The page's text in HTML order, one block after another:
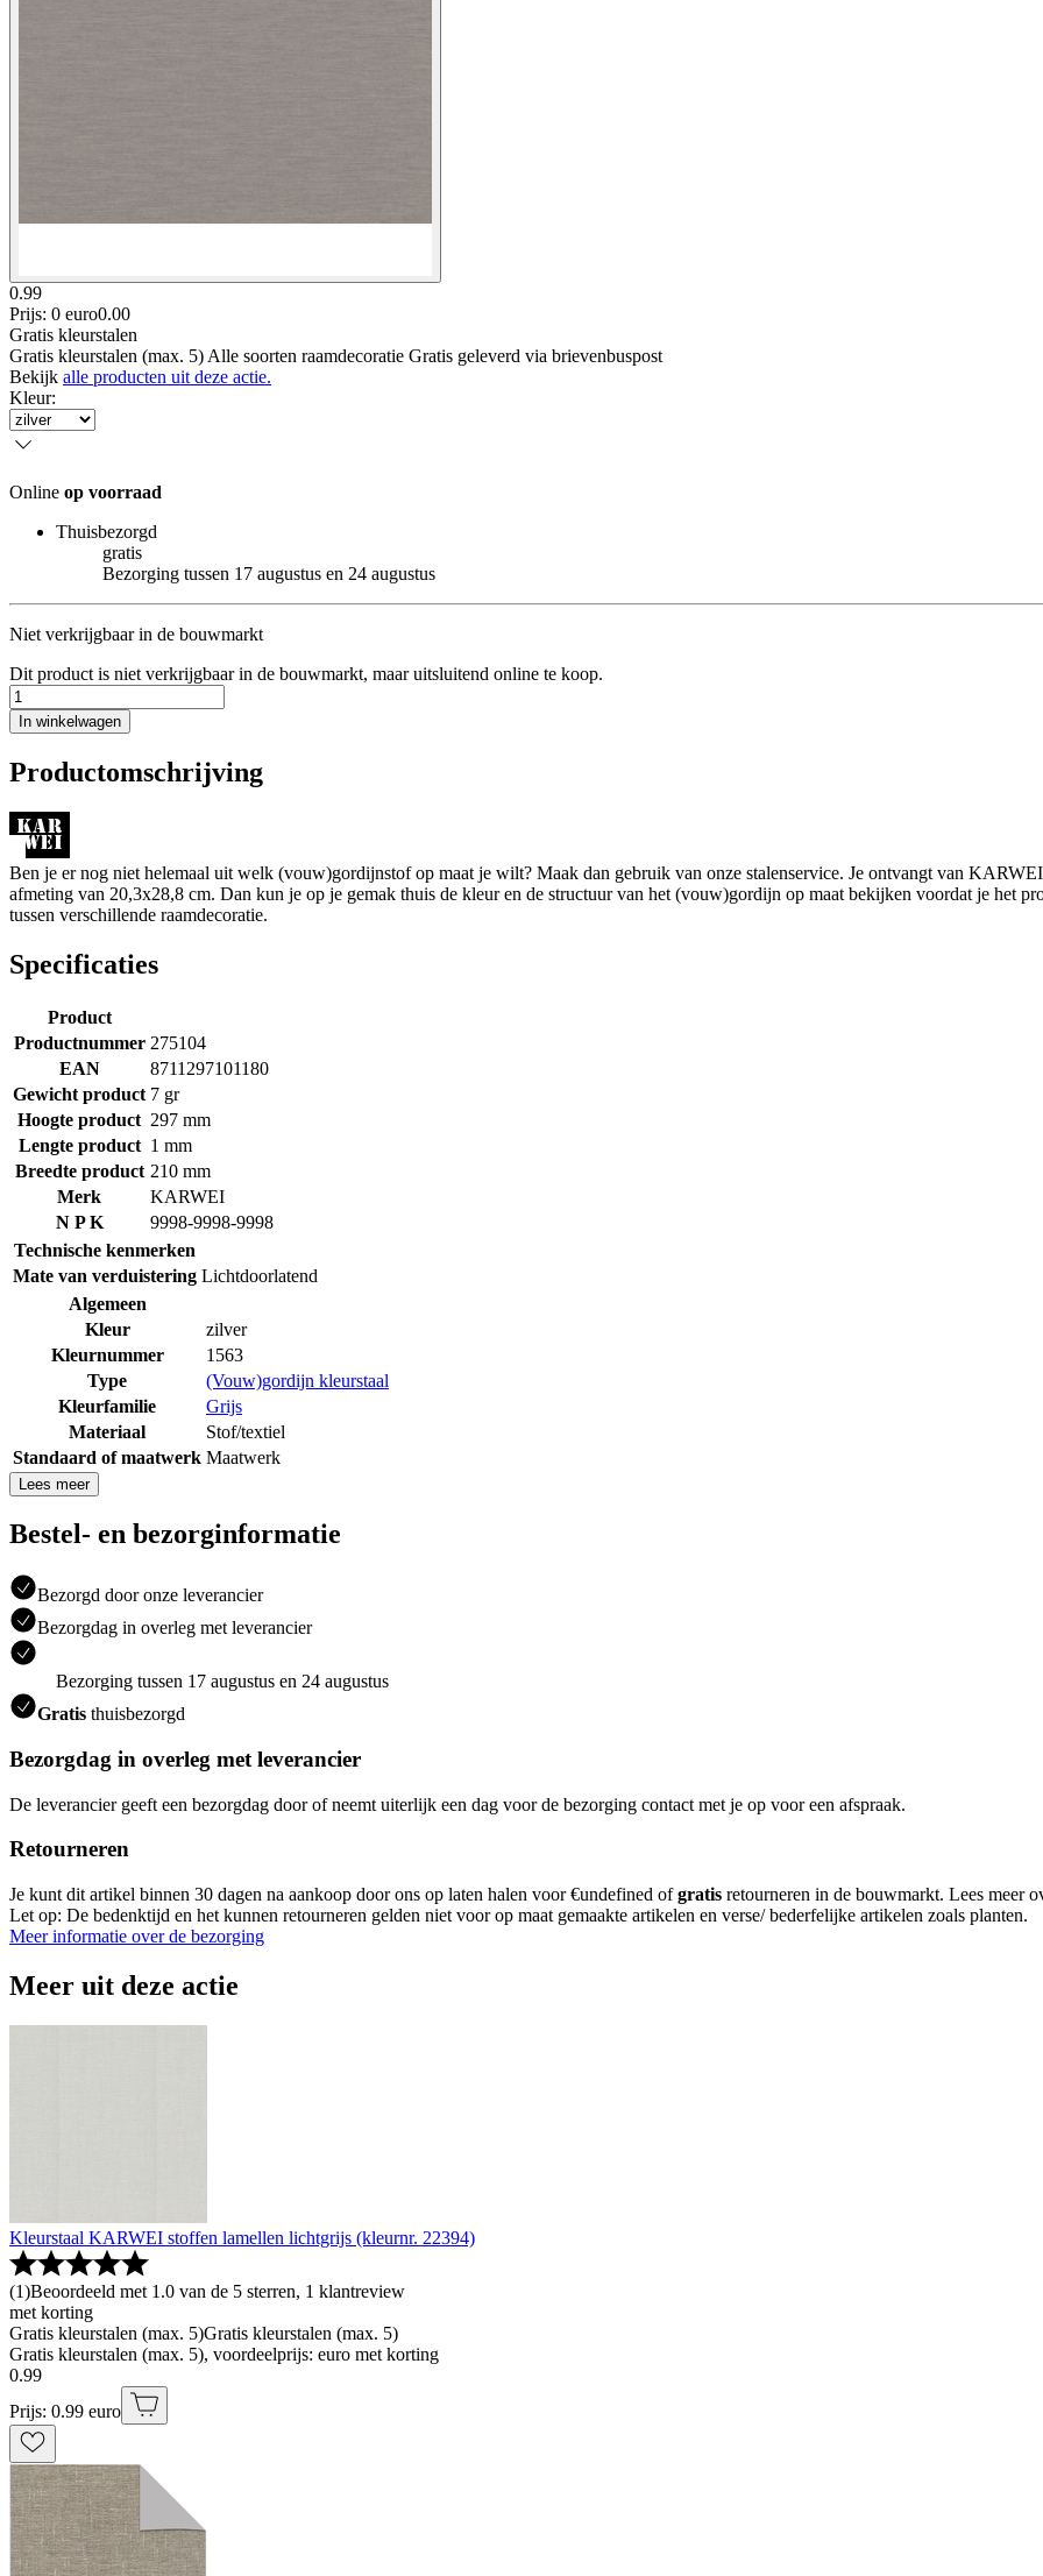
0.99
Prijs: 0 euro0.00
Gratis kleurstalen
Gratis kleurstalen (max. 5) Alle soorten raamdecoratie Gratis geleverd via brievenbuspost
Bekijk alle producten uit deze actie.
Kleur:
Online op voorraad
Thuisbezorgd
gratis
Bezorging tussen 17 augustus en 24 augustus
Niet verkrijgbaar in de bouwmarkt
Dit product is niet verkrijgbaar in de bouwmarkt, maar uitsluitend online te koop.
In winkelwagen
Productomschrijving
Ben je er nog niet helemaal uit welk (vouw)gordijnstof op maat je wilt? Maak dan gebruik van onze stalenservice. Je ontvangt van
afmeting van 20,3x28,8 cm. Dan kun je op je gemak thuis de kleur en de structuur van het (vouw)gordijn op maat bekijken voordat je het
tussen verschillende raamdecoratie.
Specificaties
Product
Productnummer 275104
EAN
8711297101180
Gewicht product 7 gr
Hoogte product 297 mm
Lengte product 1 mm
Breedte product 210 mm
Merk
KARWEI
N P K
9998-9998-9998
Technische kenmerken
Mate van verduistering Lichtdoorlatend
Algemeen
Kleur
zilver
Kleurnummer
1563
Type
(Vouw)gordijn kleurstaal
Kleurfamilie
Grijs
Materiaal
Stof/textiel
Standaard of maatwerk Maatwerk
Lees meer
Bestel- en bezorginformatie
Bezorgd door onze leverancier
Bezorgdag in overleg met leverancier
Bezorging tussen 17 augustus en 24 augustus
Gratis thuisbezorgd
Bezorgdag in overleg met leverancier
De leverancier geeft een bezorgdag door of neemt uiterlijk een dag voor de bezorging contact met je op voor een afspraak.
Retourneren
Je kunt dit artikel binnen 30 dagen na aankoop door ons op laten halen voor €undefined ofgratis retourneren in de bouwmarkt. Lees meer
Let op: De bedenktijd en het kunnen retourneren gelden niet voor op maat gemaakte artikelen en verse/ bederfelijke artikelen zoals planten.
Meer informatie over de bezorging
Meer uit deze actie
Kleurstaal KARWEI stoffen lamellen lichtgrijs (kleurnr. 22394)
(1)Beoordeeld met 1.0 van de 5 sterren, 1 klantreview
met korting
Gratis kleurstalen (max. 5)Gratis kleurstalen (max. 5)
Gratis kleurstalen (max. 5), voordeelprijs: euro met korting
0.99
Prijs: 0.99 euro